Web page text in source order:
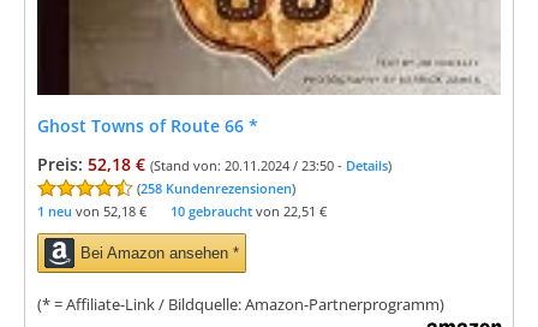
Ghost Towns of Route 66 *
Preis: 52,18 € (Stand von: 20.11.2024 / 23:50 - Details)
(258 Kundenrezensionen)
1 neu von 52,18 € 10 gebraucht von 22,51 €
Bei Amazon ansehen *
(* = Affiliate-Link / Bildquelle: Amazon-Partnerprogramm)